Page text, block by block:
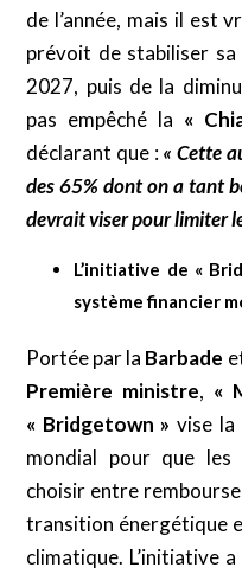
de l’année, mais il est
prévoit de stabiliser sa
2027, puis de la
pas empêché la «
déclarant que :« Cette
des 65% dont on a tant
devrait viser pour limiter
L’initiative de «
système financier
Portée par la Barbade
Première ministre, «
« Bridgetown » vise la
mondial pour que les
choisir entre
transition énergétique
climatique. L’initiative